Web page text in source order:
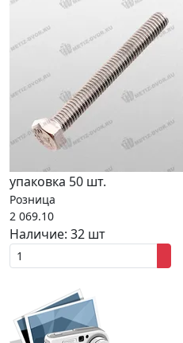
упаковка 50 шт.
Розница
2 069.10
Наличие: 32 шт